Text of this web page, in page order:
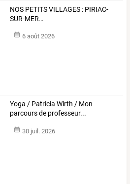
NOS PETITSVILLAGES : PIRIAC-
SUR-MER…
6 août 2026
Yoga / Patricia Wirth / Mon
parcours de professeur...
30 juil. 2026